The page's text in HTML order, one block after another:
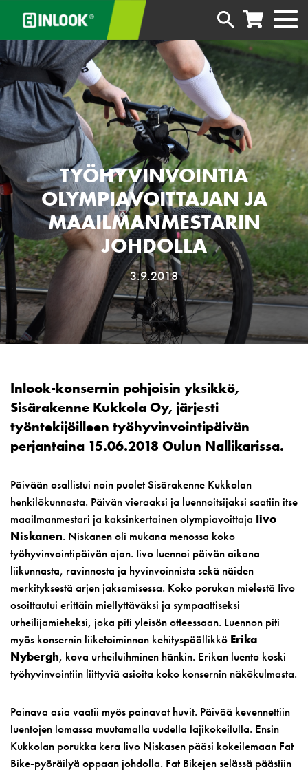
TYÖHYVINVOINTIA
OLYMPIAVOITTAJAN JA
MAAILMANMESTARIN
JOHDOLLA
3.9.2018
Inlook-konsernin pohjoisin yksikkö,
Sisärakenne Kukkola Oy, järjesti
työntekijöilleen työhyvinvointipäivän
perjantaina 15.06.2018 Oulun Nallikarissa.
Päivään osallistui noin puolet Sisärakenne Kukkolan
henkilökunnasta. Päivän vieraaksi ja luennoitsijaksi saatiin itse
maailmanmestari ja kaksinkertainen olympiavoittaja Iivo
Niskanen. Niskanen oli mukana menossa koko
työhyvinvointipäivän ajan. Iivo luennoi päivän aikana
liikunnasta, ravinnosta ja hyvinvoinnista sekä näiden
merkityksestä arjen jaksamisessa. Koko porukan mielestä Iivo
osoittautui erittäin miellyttäväksi ja sympaattiseksi
urheilijamieheksi, joka piti yleisön otteessaan. Luennon piti
myös konsernin liiketoiminnan kehityspäällikkö Erika
Nybergh, kova urheiluihminen hänkin. Erikan luento koski
työhyvinvointiin liittyviä asioita koko konsernin näkökulmasta.
Painava asia vaatii myös painavat huvit. Päivää kevennettiin
luentojen lomassa muutamalla uudella lajikokeilulla. Ensin
Kukkolan porukka kera Iivo Niskasen pääsi kokeilemaan Fat
Bike-pyöräilyä oppaan johdolla. Fat Bikejen selässä päästiin